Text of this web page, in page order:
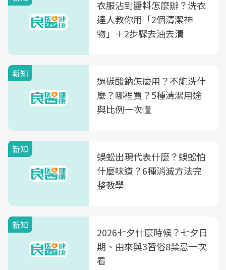
衣服沾到醬料怎麼辦？洗衣
達人教你用「2個清潔神
物」＋2步驟去油去漬
新知
過碳酸鈉怎麼用？不能洗什
麼？哪裡買？5種清潔用途
與比例一次懂
新知
蜈蚣出現代表什麼？蜈蚣怕
什麼味道？6種消滅方法完
整教學
新知
2026七夕什麼時候？七夕日
期、由來與3習俗8禁忌一次
看